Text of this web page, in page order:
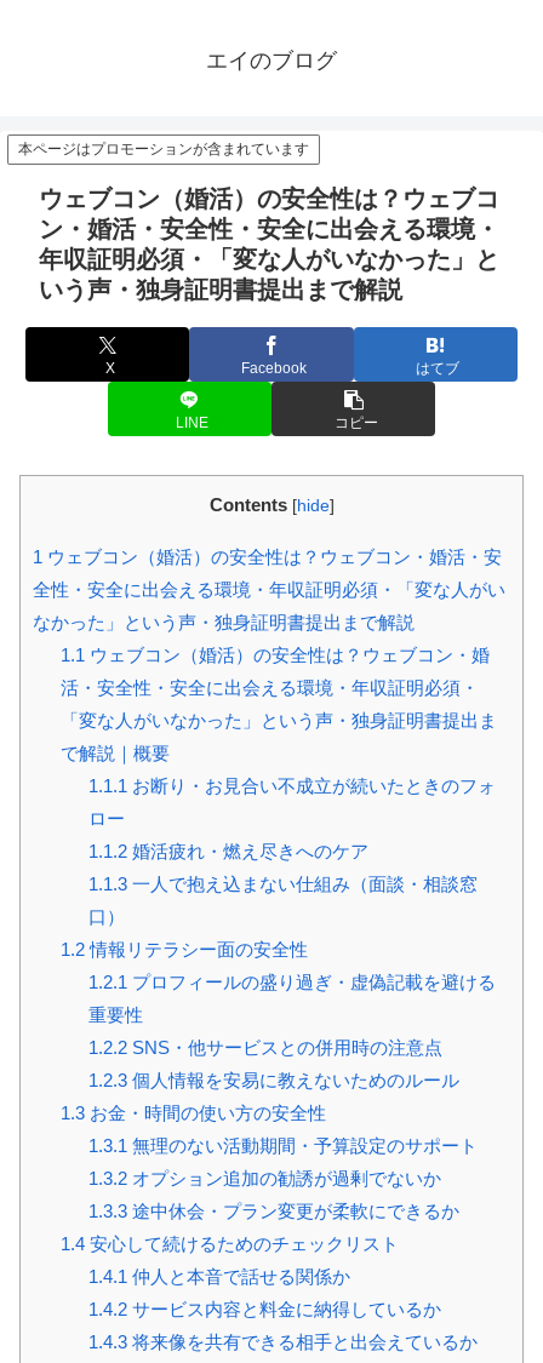
エイのブログ
本ページはプロモーションが含まれています
ウェブコン（婚活）の安全性は？ウェブコ
ン・婚活・安全性・安全に出会える環境・
年収証明必須・「変な人がいなかった」と
いう声・独身証明書提出まで解説
X Facebook はてブ
LINE コピー
Contents [hide]
1 ウェブコン（婚活）の安全性は？ウェブコン・婚活・安
全性・安全に出会える環境・年収証明必須・「変な人がい
なかった」という声・独身証明書提出まで解説
1.1 ウェブコン（婚活）の安全性は？ウェブコン・婚
活・安全性・安全に出会える環境・年収証明必須・
「変な人がいなかった」という声・独身証明書提出ま
で解説｜概要
1.1.1 お断り・お見合い不成立が続いたときのフォ
ロー
1.1.2婚活疲れ・燃え尽きへのケア
1.1.3一人で抱え込まない仕組み（面談・相談窓
口）
1.2情報リテラシー面の安全性
1.2.1 プロフィールの盛り過ぎ・虚偽記載を避ける
重要性
1.2.2SNS・他サービスとの併用時の注意点
1.2.3個人情報を安易に教えないためのルール
1.3お金・時間の使い方の安全性
1.3.1 無理のない活動期間・予算設定のサポート
1.3.2オプション追加の勧誘が過剰でないか
1.3.3途中休会・プラン変更が柔軟にできるか
1.4安心して続けるためのチェックリスト
1.4.1 仲人と本音で話せる関係か
1.4.2サービス内容と料金に納得しているか
1.4.3将来像を共有できる相手と出会えているか